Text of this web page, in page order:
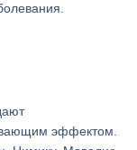
эффектом.